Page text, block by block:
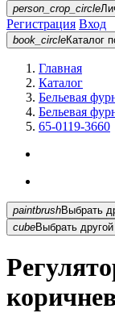
person_crop_circle
Регистрация Вход
book_circleКаталог
Главная
Каталог
Бельевая
Бельевая
65-0119-3660
paintbrush
cubeВыбрать